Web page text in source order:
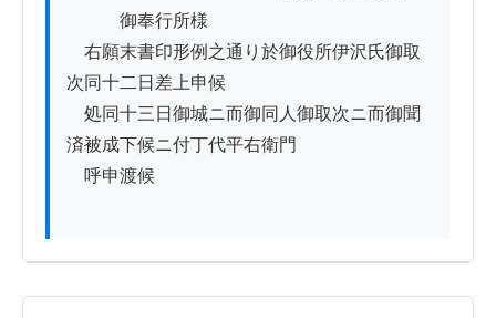
御奉行所様
右願末書印形例之通り於御役所伊沢氏御取
次同十二日差上申候
処同十三日御城ニ而御同人御取次ニ而御聞
済被成下候ニ付丁代平右衛門
呼申渡候